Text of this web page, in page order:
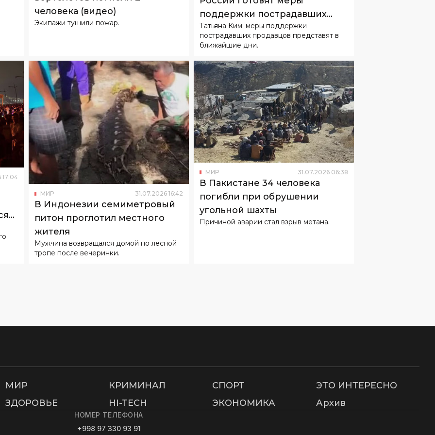
ближайшие дни.
17 04
МИР 31.07 .2026 16: 42
В Индонезии семиметровый
питон проглотил местного
жителя
Мужчина возвращался домой по лесной
МИР 31.07.2026 06:38
В Пакистане 34 человека
погибли при обрушении
угольной шахты
Причиной аварии стал взрыв метана.
МИР КРИМИНАЛ СПОРТ
ЭТО ИНТЕРЕСНО
ЗДОРОВЬЕ HI-TECH ЭКОНОМИКА Архив
НОМЕР ТЕЛЕФОНА
+998 97 330 93 91